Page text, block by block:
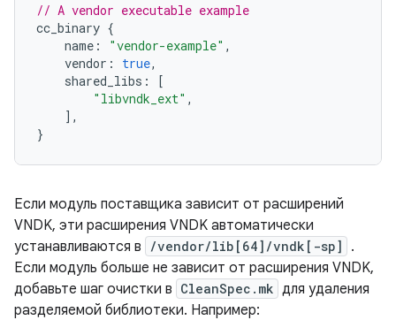
// A vendor executable example
cc_binary {
name : "vendor-example" ,
vendor : true,
shared_libs :
[
"libvndk_ext" ,
],
}
Если модуль поставщика зависит от расширений
VNDK, эти расширения VNDK автоматически
устанавливаются в
/vendor/lib[64]/vndk[-sp]
.
Если модуль больше не зависит от расширения VNDK,
добавьте шаг очистки в CleanSpec.mk для удаления
разделяемой библиотеки. Например: